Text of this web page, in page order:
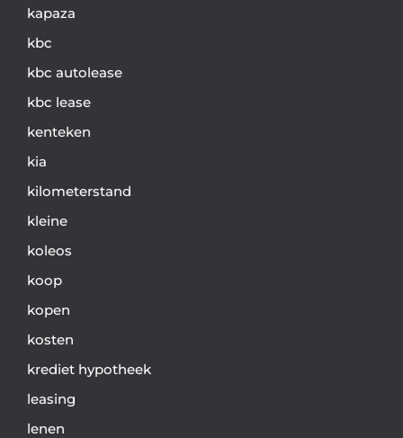
kapaza
kbc
kbc autolease
kbc lease
kenteken
kia
kilometerstand
kleine
koleos
koop
kopen
kosten
krediet hypotheek
leasing
lenen